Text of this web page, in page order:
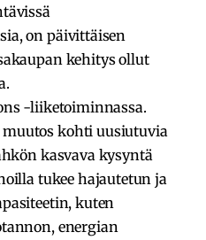
on päivittäisen
kehitys ollut
-liiketoiminnassa.
kohti uusiutuvia
kasvava kysyntä
tukee hajautetun ja
kuten
energian